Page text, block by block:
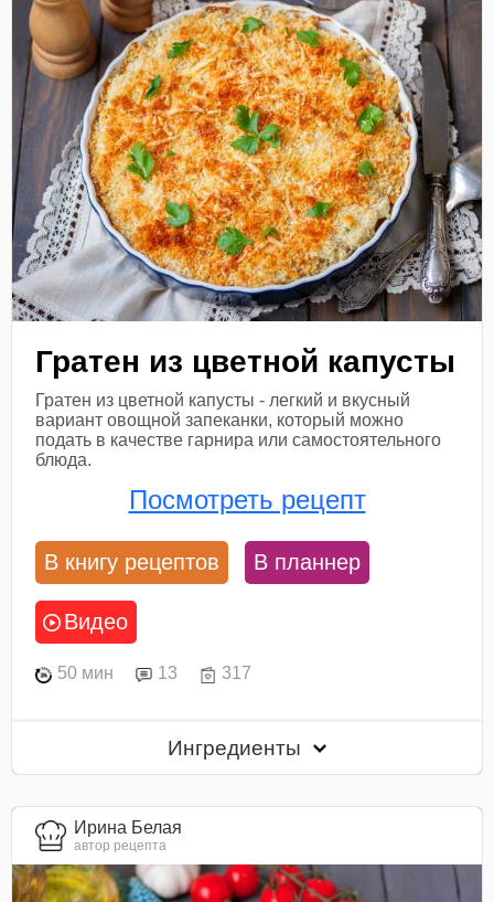
Гратен из цветной капусты
Гратен из цветной капусты - легкий и вкусный
вариант овощной запеканки, который можно
подать в качестве гарнира или самостоятельного
блюда.
Посмотреть рецепт
В книгу рецептов В планнер
Видео
50 мин 13 317
Ингредиенты
Ирина Белая
автор рецепта